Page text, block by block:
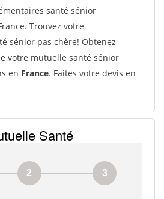
santé sénior
Trouvez votre
sénior pas chère! Obtenez
votre mutuelle santé sénior
en France. Faites votre devis en